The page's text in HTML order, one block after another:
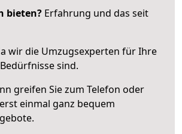
bieten? Erfahrung und das seit
wir die Umzugsexperten für Ihre
sind.
greifen Sie zum Telefon oder
einmal ganz bequem